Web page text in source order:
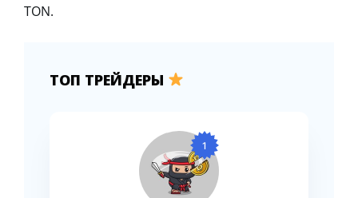
TON.
ТОП ТРЕЙДЕРЫ
1